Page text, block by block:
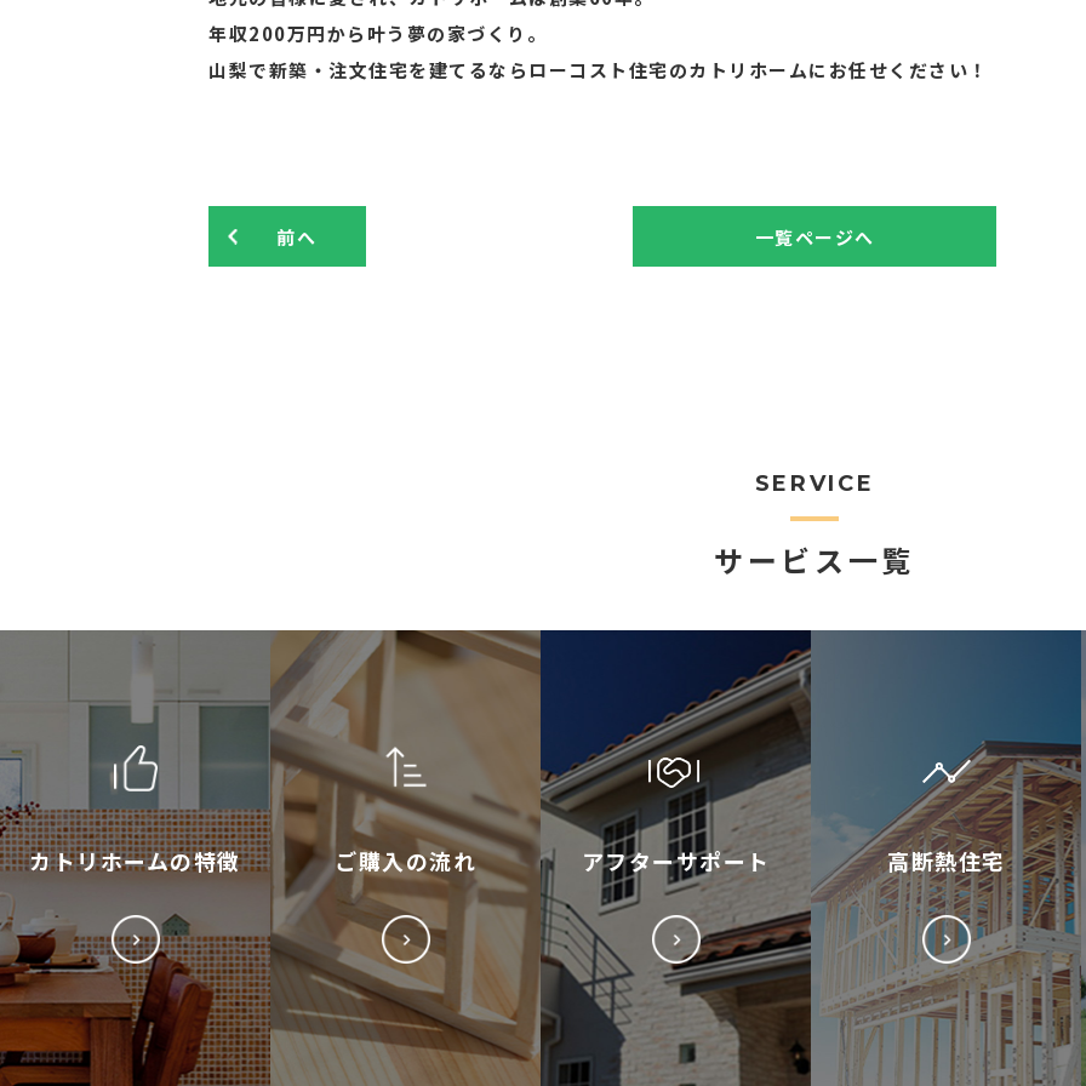
年収200万円から叶う夢の家づくり。
山梨で新築・注文住宅を建てるならローコスト住宅のカトリホームにお任せください！
前へ 一覧ページへ
SERVICE
サービス一覧
カトリホームの特徴 ご購入の流れ アフターサポート 高断熱住宅